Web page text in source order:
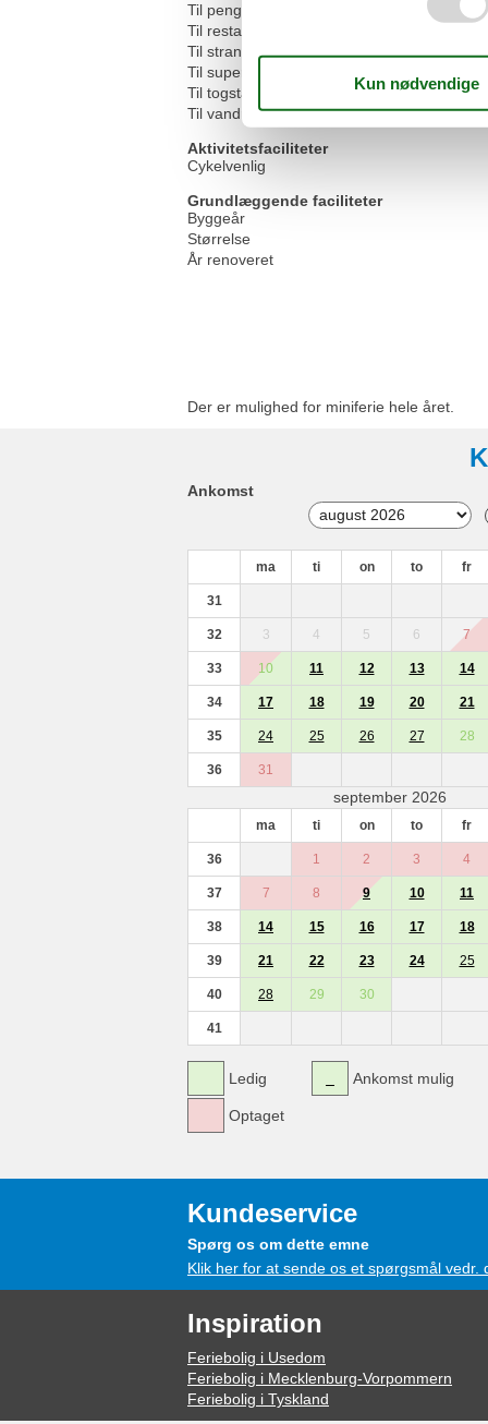
Til pengeautomaten/banken
Til restauranten
Til stranden
Til supermarkedet
Til togstationen
Til vandrestien
Aktivitetsfaciliteter
Cykelvenlig
Grundlæggende faciliteter
Byggeår
Størrelse
År renoveret
Der er mulighed for miniferie hele året.
Ankomst
ma ti on to fr
31
32 3 4 5 6 7
33 10 11 12 13 14
34 17 18 19 20 21
35 24 25 26 27 28
36 31
september 2026
ma ti on to fr
36 1 2 3 4
37 7 8 9 10 11
38 14 15 16 17 18
39 21 22 23 24 25
40 28 29 30
41
Ledig
Optaget
Ankomst mulig
Kundeservice
Spørg os om dette emne
Klik her for at sende os et spørgsmål vedr.
Inspiration
Feriebolig i Usedom
Feriebolig i Mecklenburg-Vorpommern
Feriebolig i Tyskland